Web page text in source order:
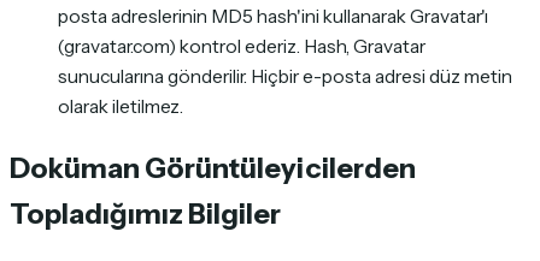
posta adreslerinin MD5 hash'ini kullanarak Gravatar'ı
(gravatar.com) kontrol ederiz. Hash, Gravatar
sunucularına gönderilir. Hiçbir e-posta adresi düz metin
olarak iletilmez.
Doküman Görüntüleyicilerden
Topladığımız Bilgiler